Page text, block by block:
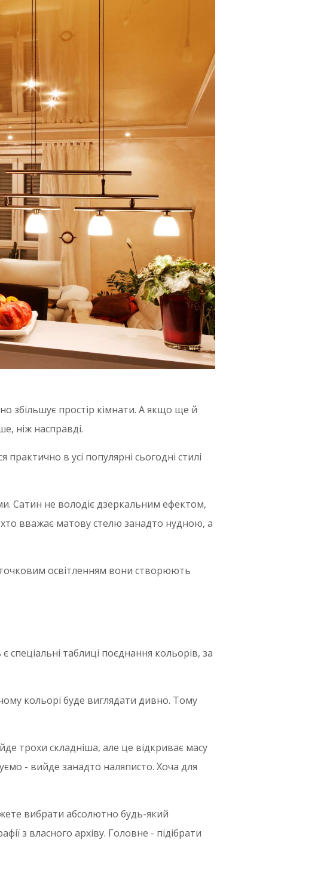
збільшує простір кімнати. А якщо ще й
ніж насправді.
в усі популярні сьогодні стилі
Сатин не володіє дзеркальним ефектом,
хто вважає матову стелю занадто нудною, а
точковим освітленням вони створюють
спеціальні таблиці поєднання кольорів, за
кольорі буде виглядати дивно. Тому
трохи складніша, але це відкриває масу
- вийде занадто наляписто. Хоча для
вибрати абсолютно будь-який
з власного архіву. Головне - підібрати